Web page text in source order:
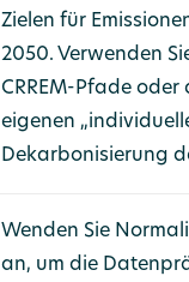
Zielen für
2050. Verwenden
CRREM-Pfade oder
eigenen
Dekarbonisierung
Wenden Sie
an, um die